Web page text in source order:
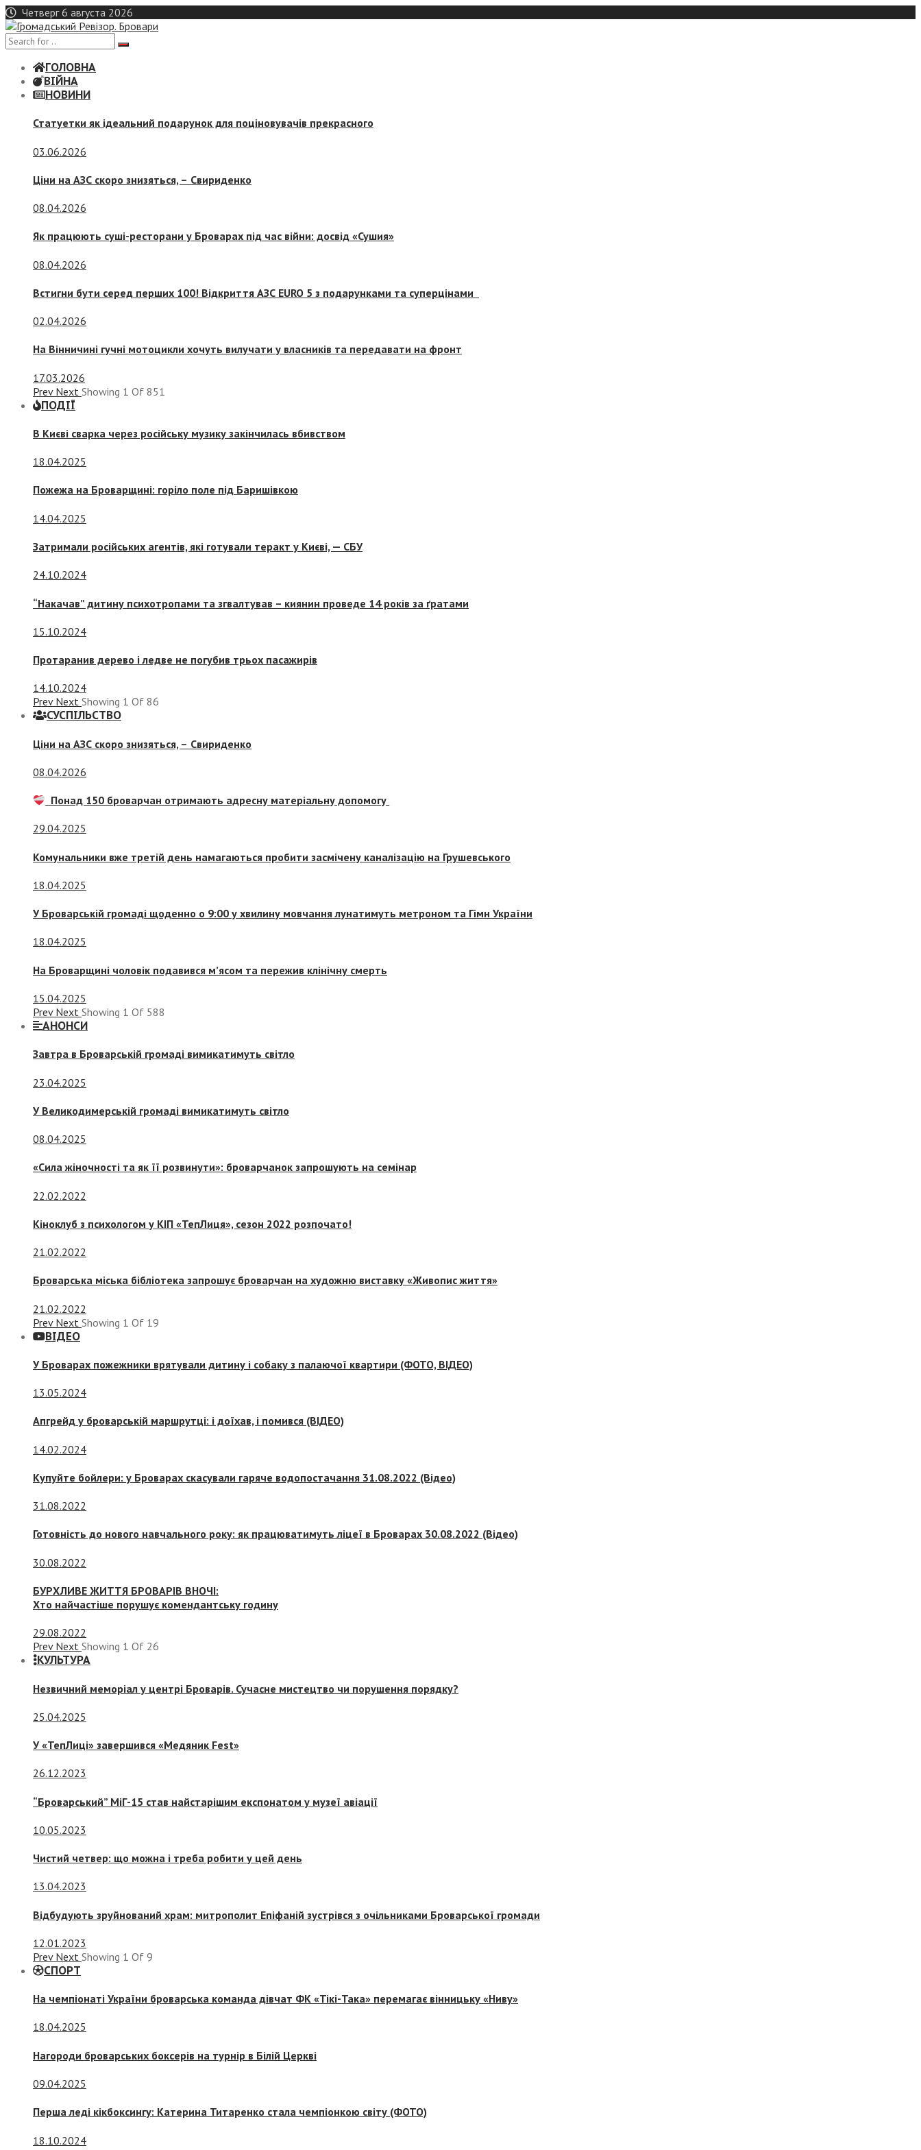
Skip
to
content
Четверг 6 августа 2026
ГОЛОВНА
ВІЙНА
НОВИНИ
Статуетки як ідеальний подарунок для поціновувачів прекрасного
03.06.2026
Ціни на АЗС скоро знизяться, – Свириденко
08.04.2026
Як працюють суші-ресторани у Броварах під час війни: досвід «Сушия»
08.04.2026
Встигни бути серед перших 100! Відкриття АЗС EURO 5 з подарунками та суперцінами
02.04.2026
На Вінничині гучні мотоцикли хочуть вилучати у власників та передавати на фронт
17.03.2026
Prev Next Showing 1 Of 851
ПОДІЇ
В Києві сварка через російську музику закінчилась вбивством
18.04.2025
Пожежа на Броварщині: горіло поле під Баришівкою
14.04.2025
Затримали російських агентів, які готували теракт у Києві, — СБУ
24.10.2024
“Накачав” дитину психотропами та згвалтував – киянин проведе 14 років за ґратами
15.10.2024
Протаранив дерево і ледве не погубив трьох пасажирів
14.10.2024
Prev Next Showing 1 Of 86
СУСПIЛЬСТВО
Ціни на АЗС скоро знизяться, – Свириденко
08.04.2026
Понад 150 броварчан отримають адресну матеріальну допомогу
29.04.2025
Комунальники вже третій день намагаються пробити засмічену каналізацію на Грушевського
18.04.2025
У Броварській громаді щоденно о 9:00 у хвилину мовчання лунатимуть метроном та Гімн України
18.04.2025
На Броварщині чоловік подавився м’ясом та пережив клінічну смерть
15.04.2025
Prev Next Showing 1 Of 588
АНОНСИ
Завтра в Броварській громаді вимикатимуть світло
23.04.2025
У Великодимерській громаді вимикатимуть світло
08.04.2025
«Сила жіночності та як її розвинути»: броварчанок запрошують на семінар
22.02.2022
Кіноклуб з психологом у КІП «ТепЛиця», сезон 2022 розпочато!
21.02.2022
Броварська міська бібліотека запрошує броварчан на художню виставку «Живопис життя»
21.02.2022
Prev Next Showing 1 Of 19
ВІДЕО
У Броварах пожежники врятували дитину і собаку з палаючої квартири (ФОТО, ВІДЕО)
13.05.2024
Апгрейд у броварській маршрутці: і доїхав, і помився (ВІДЕО)
14.02.2024
Купуйте бойлери: у Броварах скасували гаряче водопостачання 31.08.2022 (Відео)
31.08.2022
Готовність до нового навчального року: як працюватимуть ліцеї в Броварах 30.08.2022 (Відео)
30.08.2022
БУРХЛИВЕ ЖИТТЯ БРОВАРІВ ВНОЧІ:
Хто найчастіше порушує комендантську годину
29.08.2022
Prev Next Showing 1 Of 26
КУЛЬТУРА
Незвичний меморіал у центрі Броварів. Сучасне мистецтво чи порушення порядку?
25.04.2025
У «ТепЛиці» завершився «Медяник Fest»
26.12.2023
“Броварський” МіГ-15 став найстарішим експонатом у музеї авіації
10.05.2023
Чистий четвер: що можна і треба робити у цей день
13.04.2023
Відбудують зруйнований храм: митрополит Епіфаній зустрівся з очільниками Броварської громади
12.01.2023
Prev Next Showing 1 Of 9
СПОРТ
На чемпіонаті України броварська команда дівчат ФК «Тікі-Така» перемагає вінницьку «Ниву»
18.04.2025
Нагороди броварських боксерів на турнір в Білій Церкві
09.04.2025
Перша леді кікбоксингу: Катерина Титаренко стала чемпіонкою світу (ФОТО)
18.10.2024